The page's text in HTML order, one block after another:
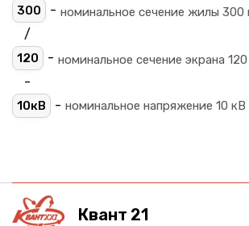
300 - номинальное сечение жилы 300
/
120 - номинальное сечение экрана
-
10кВ - номинальное напряжение 10 кВ
Квант 21